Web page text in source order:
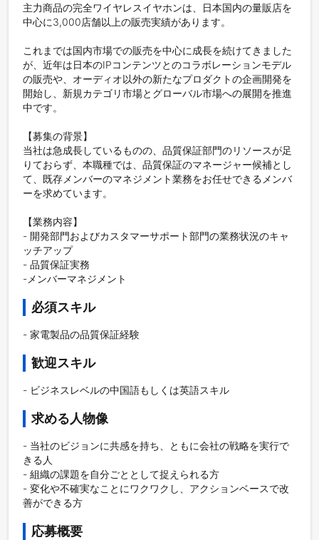
主力商品の完全ワイヤレスイヤホンは、日本国内の量販店を
中心に3,000店舗以上の販売実績があります。
これまでは国内市場での販売を中心に成長を続けてきました
が、近年は日本のIPコンテンツとのコラボレーションモデル
の販売や、オーディオ以外の新たなプロダクトの企画開発を
開始し、新規カテゴリ市場とグローバル市場への展開を推進
中です。
【募集の背景】
当社は急成長しているものの、品質保証部門のリソースが足
りておらず、本職種では、品質保証のマネージャー候補とし
て、既存メンバーのマネジメント業務をお任せできるメンバ
ーを求めています。
【業務内容】
- 開発部門およびカスタマーサポート部門の業務状況のキャ
ッチアップ
- 品質保証実務
-メンバーマネジメント
必須スキル
歓迎スキル
求める人物像
- 当社のビジョンに共感を持ち、ともに会社の戦略を実行で
きる人
- 組織の課題を自分ごととして捉えられる方
- 変化や不確実なことにワクワクし、アクションベースで改
善ができる方
応募概要